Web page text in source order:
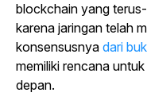
blockchain yang
karena jaringan telah
konsensusnya dari
memiliki rencana
depan.